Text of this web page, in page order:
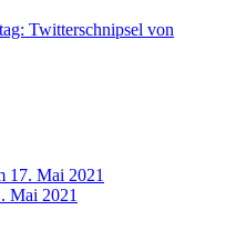
17. Mai 2021
Mai 2021